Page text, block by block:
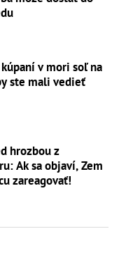
v mori soľ na
ste mali vedieť
hrozbou z
Ak sa objaví, Zem
zareagovať!